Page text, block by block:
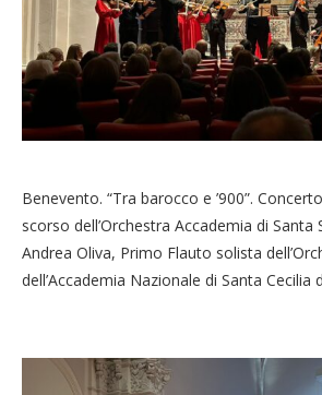
Benevento. “Tra barocco e ’900”.
scorso dell’Orchestra Accademia di
Andrea Oliva, Primo Flauto solista
dell’Accademia Nazionale di Santa Cecilia